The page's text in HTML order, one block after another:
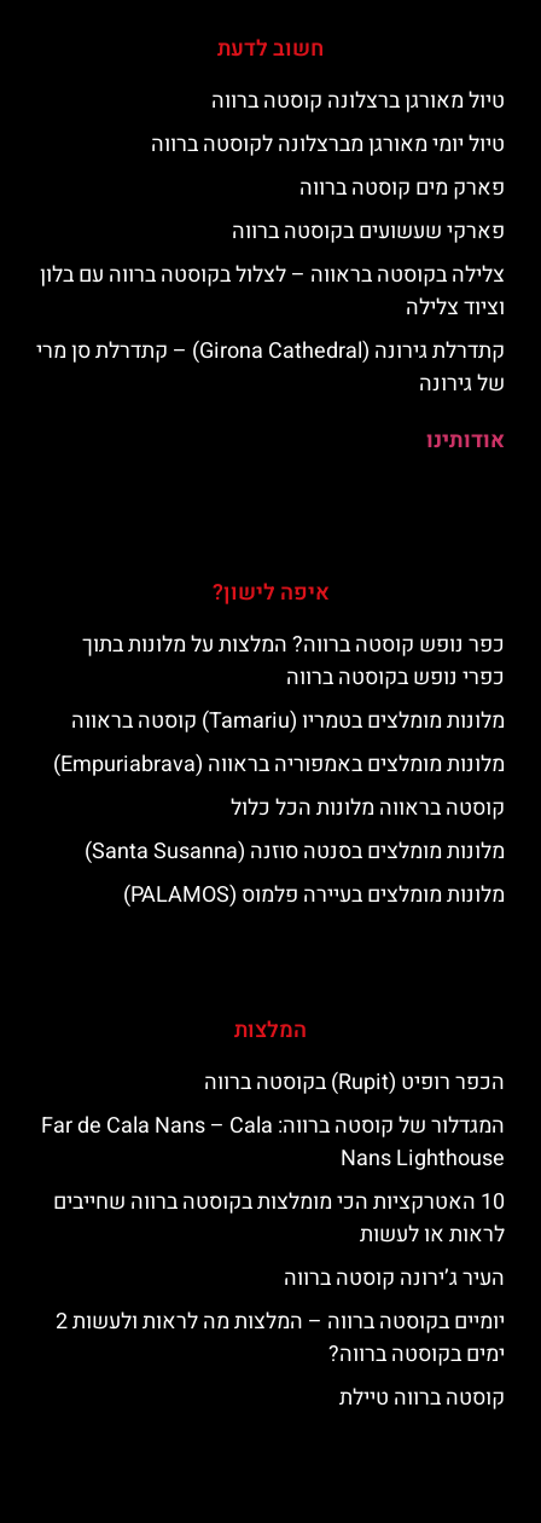
חשוב לדעת
טיול מאורגן ברצלונה קוסטה ברווה
טיול יומי מאורגן מברצלונה לקוסטה ברווה
פארק מים קוסטה ברווה
פארקי שעשועים בקוסטה ברווה
צלילה בקוסטה בראווה – לצלול בקוסטה ברווה עם בלון
וציוד צלילה
קתדרלת גירונה (Girona Cathedral) – קתדרלת סן מרי
של גירונה
אודותינו
איפה לישון?
כפר נופש קוסטה ברווה? המלצות על מלונות בתוך
כפרי נופש בקוסטה ברווה
מלונות מומלצים בטמריו (Tamariu) קוסטה בראווה
מלונות מומלצים באמפוריה בראווה (Empuriabrava)
קוסטה בראווה מלונות הכל כלול
מלונות מומלצים בסנטה סוזנה (Santa Susanna)
מלונות מומלצים בעיירה פלמוס (PALAMOS)
המלצות
הכפר רופיט (Rupit) בקוסטה ברווה
המגדלור של קוסטה ברווה: ‪‪Far de Cala Nans – Cala
Nans Lighthouse‬‬
10 האטרקציות הכי מומלצות בקוסטה ברווה שחייבים
לראות או לעשות
העיר ג’ירונה קוסטה ברווה
יומיים בקוסטה ברווה – המלצות מה לראות ולעשות 2
ימים בקוסטה ברווה?
קוסטה ברווה טיילת